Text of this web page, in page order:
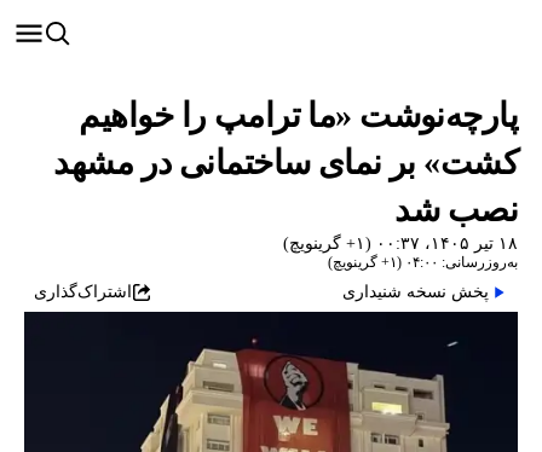
پارچه‌نوشت «ما ترامپ را خواهیم
کشت» بر نمای ساختمانی در مشهد
نصب شد
۱۸ تیر ۱۴۰۵، ۰۰:۳۷ (‎+۱ گرینویچ)
به‌روزرسانی: ۰۴:۰۰ (‎+۱ گرینویچ)
پخش نسخه شنیداری اشتراک‌گذاری